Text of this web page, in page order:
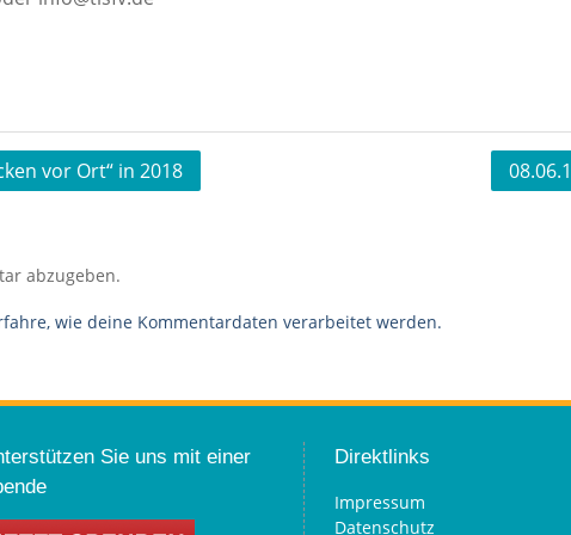
vor Ort“ in 2018
abzugeben.
wie deine Kommentardaten verarbeitet werden.
Sie uns mit einer
Direktlinks
Impressum
Datenschutz